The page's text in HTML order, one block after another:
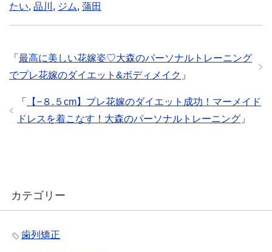
たい, 品川 , ジム, 蒲田
「 最高に美しい花嫁姿♡大森のパーソナルトレーニング
でプレ花嫁のダイエット&ボディメイク 」
「
【−８.５cm】プレ花嫁のダイエット成功！マーメイド
ドレスを着こなす！大森のパーソナルトレーニング 」
カテゴリー
歯列矯正